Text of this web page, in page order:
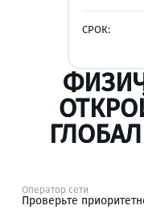
СРОК:
Оператор сети
Проверьте